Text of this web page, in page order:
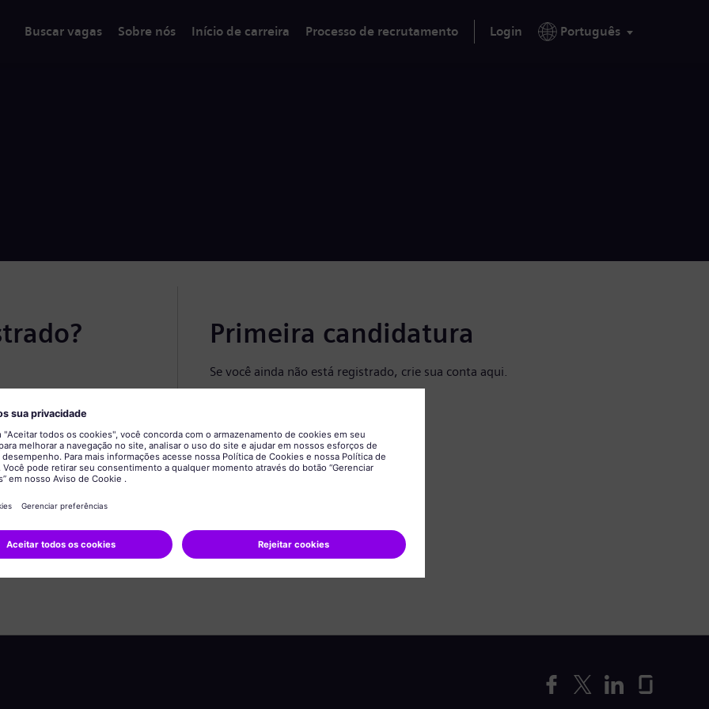
Buscar vagas Sobre nós Início de carreira Processo de recrutamento Login Português
Primeira candidatura
Se você ainda não está registrado, crie sua conta aqui.